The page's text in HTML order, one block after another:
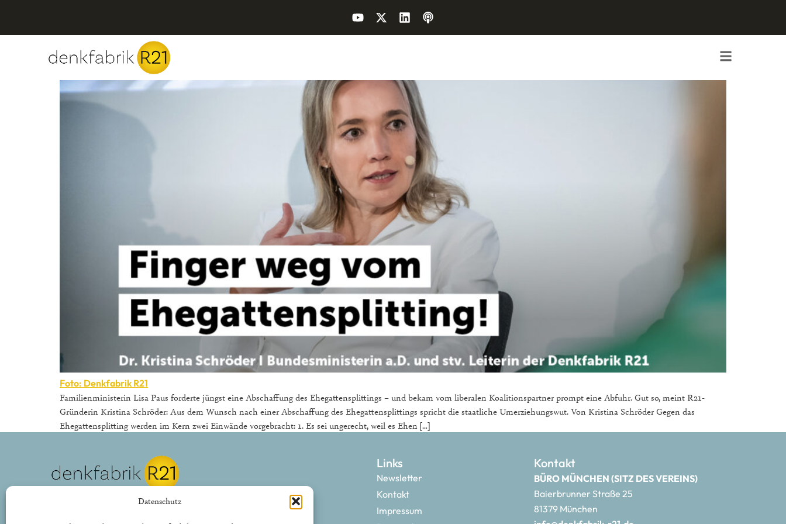
Datenschutz
Foto: Denkfabrik R21
Familienministerin Lisa Paus forderte jüngst eine Abschaffung des Ehegattensplittings – und bekam vom liberalen Koalitionspartner prompt eine Abfuhr. Gut so, meint R21-
Gründerin Kristina Schröder: Aus dem Wunsch nach einer Abschaffung des Ehegattensplittings spricht die staatliche Umerziehungswut. Von Kristina Schröder Gegen das
Ehegattensplitting werden im Kern zwei Einwände vorgebracht: 1. Es sei ungerecht, weil es Ehen […]
Links
Newsletter
Kontakt
Impressum
Kontakt
BÜRO MÜNCHEN (SITZ DES VEREINS)
Baierbrunner Straße 25
81379 München